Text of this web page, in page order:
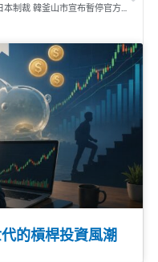
的槓桿投資風潮